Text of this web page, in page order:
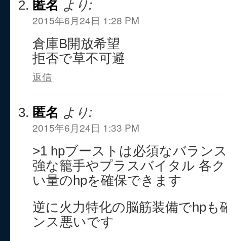
匿名 より:
2015年6月24日 1:28 PM
倉庫B開放希望
拒否で草不可避
返信
匿名 より:
2015年6月24日 1:33 PM
>1 hpブーストは必須なバラン
強な籠手やプラスバイタル 各
い量のhpを確保できます
逆に火力特化の脳筋装備でhpも
ンス悪いです